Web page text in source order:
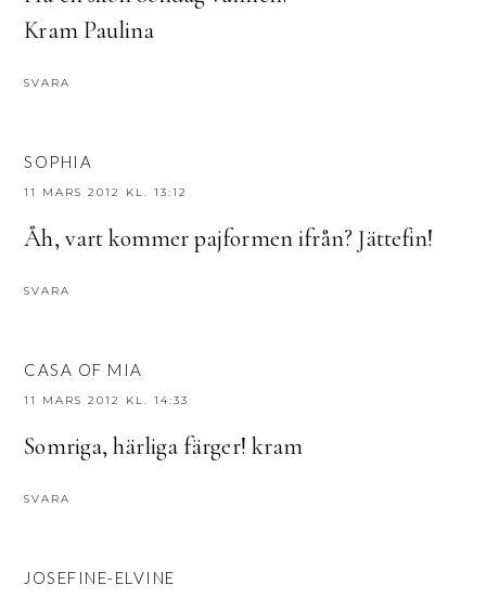
Kram Paulina
SVARA
SOPHIA
11 MARS 2012 KL. 13:12
Åh, vart kommer pajformen ifrån? Jättefin!
SVARA
CASA OF MIA
11 MARS 2012 KL. 14:33
Somriga, härliga färger! kram
SVARA
JOSEFINE-ELVINE